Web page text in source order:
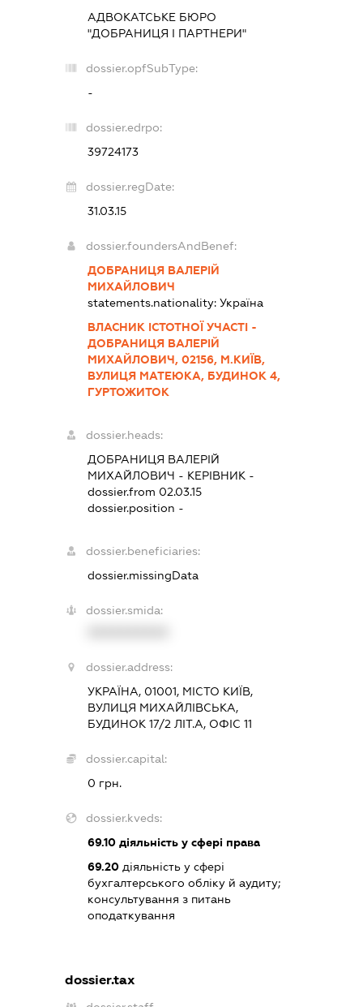
АДВОКАТСЬКЕ БЮРО
"ДОБРАНИЦЯ І ПАРТНЕРИ"
dossier.opfSubType:
-
dossier.edrpo:
39724173
dossier.regDate:
31.03.15
dossier.foundersAndBenef:
ДОБРАНИЦЯ ВАЛЕРІЙ
МИХАЙЛОВИЧ
statements.nationality: Україна
ВЛАСНИК ІСТОТНОЇ УЧАСТІ -
ДОБРАНИЦЯ ВАЛЕРІЙ
МИХАЙЛОВИЧ, 02156, М.КИЇВ,
ВУЛИЦЯ МАТЕЮКА, БУДИНОК 4,
ГУРТОЖИТОК
dossier.heads:
ДОБРАНИЦЯ ВАЛЕРІЙ
МИХАЙЛОВИЧ - КЕРІВНИК -
dossier.from 02.03.15
dossier.position -
dossier.beneficiaries:
dossier.missingData
dossier.smida:
dossier.address:
УКРАЇНА, 01001, МІСТО КИЇВ,
ВУЛИЦЯ МИХАЙЛІВСЬКА,
БУДИНОК 17/2 ЛІТ.А, ОФІС 11
dossier.capital:
0 грн.
dossier.kveds:
69.10діяльність у сфері права
69.20діяльність у сфері
бухгалтерського обліку й аудиту;
консультування з питань
оподаткування
dossier.tax